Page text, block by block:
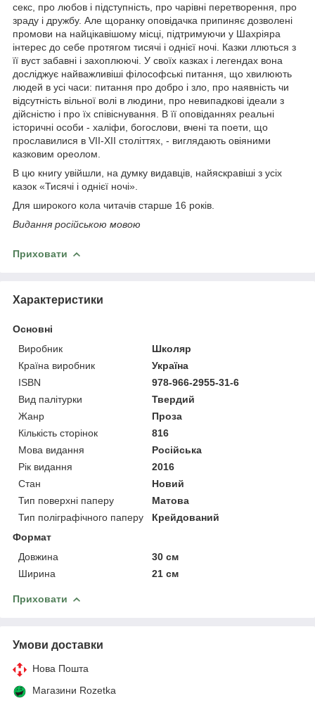
секс, про любов і підступність, про чарівні перетворення, про
зраду і дружбу. Але щоранку оповідачка припиняє дозволені
промови на найцікавішому місці, підтримуючи у Шахріяра
інтерес до себе протягом тисячі і однієї ночі. Казки ллються з
її вуст забавні і захоплюючі. У своїх казках і легендах вона
досліджує найважливіші філософські питання, що хвилюють
людей в усі часи: питання про добро і зло, про наявність чи
відсутність вільної волі в людини, про невипадкові ідеали з
дійсністю і про їх співіснування. В її оповіданнях реальні
історичні особи - халіфи, богослови, вчені та поети, що
прославилися в VII-XII століттях, - виглядають овіяними
казковим ореолом.
В цю книгу увійшли, на думку видавців, найяскравіші з усіх
казок «Тисячі і однієї ночі».
Для широкого кола читачів старше 16 років.
Видання російською мовою
Приховати
Характеристики
Основні
Виробник
Школяр
Країна виробник
Україна
ISBN
978-966-2955-31-6
Вид палітурки
Твердий
Жанр
Проза
Кількість сторінок
816
Мова видання
Російська
Рік видання
2016
Стан
Новий
Тип поверхні паперу
Матова
Тип поліграфічного паперу
Крейдований
Формат
Довжина
30 см
Ширина
21 см
Приховати
Умови доставки
Нова Пошта
Магазини Rozetka